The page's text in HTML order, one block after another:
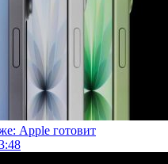
Apple готовит